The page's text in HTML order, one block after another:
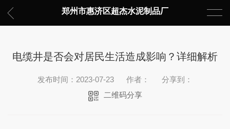
郑州市惠济区超杰水泥制品厂
电缆井是否会对居民生活造成影响？详细解析
发布时间：2023-07-23 作者：
分享到：
二维码分享